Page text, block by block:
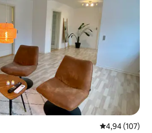
Просечна
4,94 (107)